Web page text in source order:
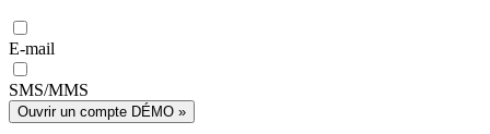
E-mail
SMS/MMS
Ouvrir un compte DÉMO »